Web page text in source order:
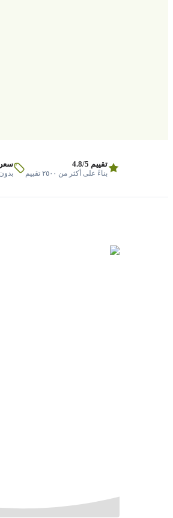
تقييم 4.8/5
بناءً على أكثر من ٢٥٠٠ تقييم